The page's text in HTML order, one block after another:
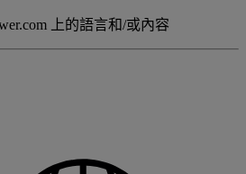
上的語言和/或內容